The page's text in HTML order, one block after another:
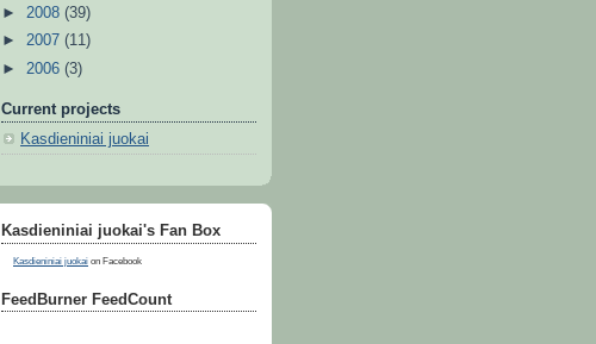
► 2008 (39)
► 2007 (11)
► 2006 (3)
Current projects
Kasdieniniai juokai
Kasdieniniai juokai's Fan Box
Kasdieniniai juokai on Facebook
FeedBurner FeedCount